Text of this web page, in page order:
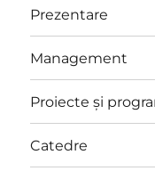
Prezentare
Management
Proiecte și
Catedre